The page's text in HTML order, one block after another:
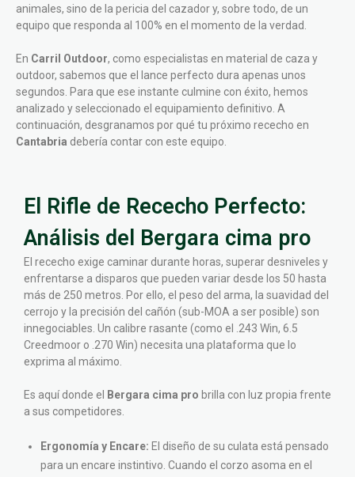
animales, sino de la pericia del cazador y, sobre todo, de un
equipo que responda al 100% en el momento de la verdad.
En Carril Outdoor, como especialistas en material de caza y
outdoor, sabemos que el lance perfecto dura apenas unos
segundos. Para que ese instante culmine con éxito, hemos
analizado y seleccionado el equipamiento definitivo. A
continuación, desgranamos por qué tu próximo rececho en
Cantabria debería contar con este equipo.
El Rifle de Rececho Perfecto:
Análisis del Bergara cima pro
El rececho exige caminar durante horas, superar desniveles y
enfrentarse a disparos que pueden variar desde los 50 hasta
más de 250 metros. Por ello, el peso del arma, la suavidad del
cerrojo y la precisión del cañón (sub-MOA a ser posible) son
innegociables. Un calibre rasante (como el .243 Win, 6.5
Creedmoor o .270 Win) necesita una plataforma que lo
exprima al máximo.
Es aquí donde el Bergara cima pro brilla con luz propia frente
a sus competidores.
Ergonomía y Encare: El diseño de su culata está pensado
para un encare instintivo. Cuando el corzo asoma en el